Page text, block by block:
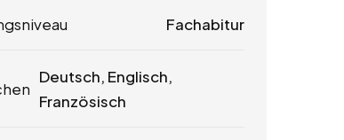
Fachabitur
Deutsch, Englisch,
Französisch